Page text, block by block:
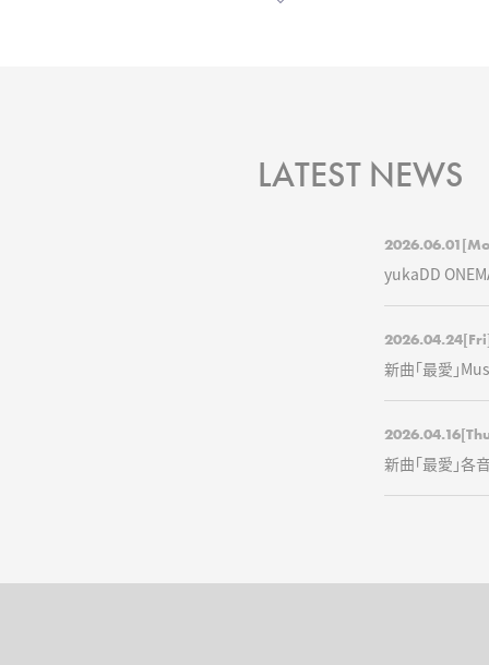
LATEST NEWS
2026.06.01
yukaDD
2026.04.24
新曲「最愛」
2026.04.16
新曲「最愛」各